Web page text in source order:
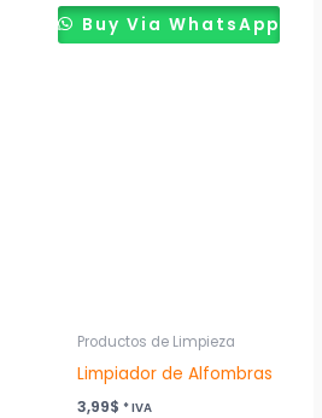
Buy Via WhatsApp
Productos de Limpieza
Limpiador de Alfombras
3,99$ * IVA